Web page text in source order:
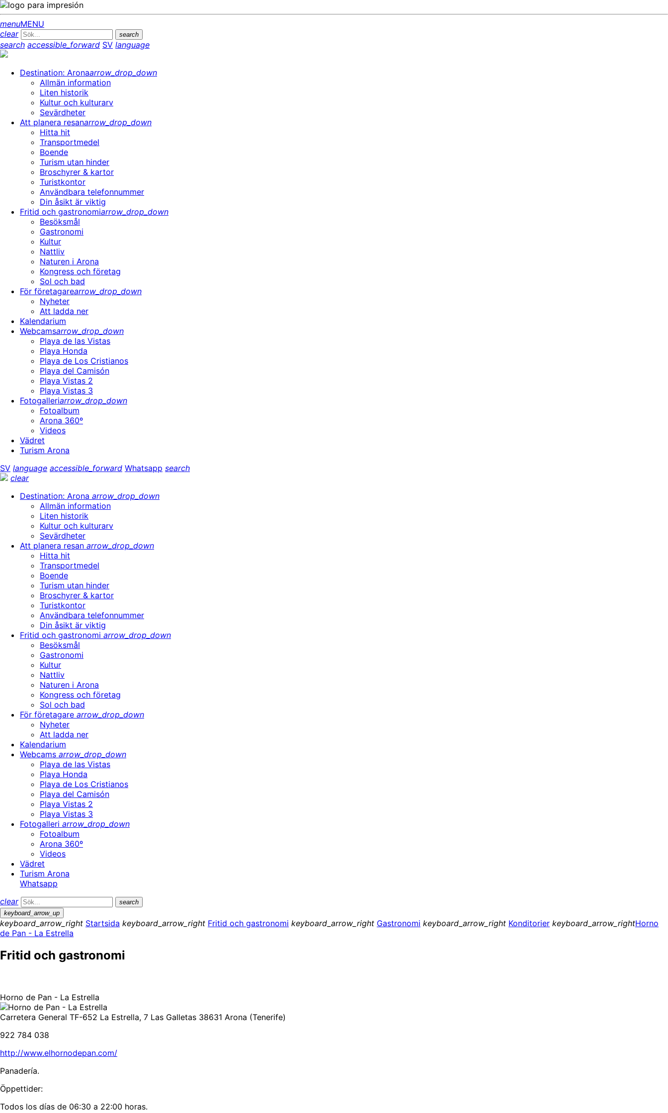
menuMENU
clear
search
search accessible_forward SV language
Destination: Aronaarrow_drop_down
Allmän information
Liten historik
Kultur och kulturarv
Sevärdheter
Att planera resanarrow_drop_down
Hitta hit
Transportmedel
Boende
Turism utan hinder
Broschyrer & kartor
Turistkontor
Användbara telefonnummer
Din åsikt är viktig
Fritid och gastronomiarrow_drop_down
Besöksmål
Gastronomi
Kultur
Nattliv
Naturen i Arona
Kongress och företag
Sol och bad
För företagarearrow_drop_down
Nyheter
Att ladda ner
Kalendarium
Webcamsarrow_drop_down
Playa de las Vistas
Playa Honda
Playa de Los Cristianos
Playa del Camisón
Playa Vistas 2
Playa Vistas 3
Fotogalleriarrow_drop_down
Fotoalbum
Arona 360º
Videos
Vädret
Turism Arona
SV language accessible_forward Whatsapp search
clear
Destination: Arona arrow_drop_down
Allmän information
Liten historik
Kultur och kulturarv
Sevärdheter
Att planera resan arrow_drop_down
Hitta hit
Transportmedel
Boende
Turism utan hinder
Broschyrer & kartor
Turistkontor
Användbara telefonnummer
Din åsikt är viktig
Fritid och gastronomi arrow_drop_down
Besöksmål
Gastronomi
Kultur
Nattliv
Naturen i Arona
Kongress och företag
Sol och bad
För företagare arrow_drop_down
Nyheter
Att ladda ner
Kalendarium
Webcams arrow_drop_down
Playa de las Vistas
Playa Honda
Playa de Los Cristianos
Playa del Camisón
Playa Vistas 2
Playa Vistas 3
Fotogalleri arrow_drop_down
Fotoalbum
Arona 360º
Videos
Vädret
Turism Arona
Whatsapp
clear
search
keyboard_arrow_up
keyboard_arrow_right Startsida keyboard_arrow_right Fritid och gastronomi keyboard_arrow_right Gastronomi keyboard_arrow_right Konditorier keyboard_arrow_rightHorno
de Pan - La Estrella
Fritid och gastronomi
Horno de Pan - La Estrella
Carretera General TF-652 La Estrella, 7 Las Galletas 38631 Arona (Tenerife)
922 784 038
http://www.elhornodepan.com/
Panadería.
Öppettider:
Todos los días de 06:30 a 22:00 horas.